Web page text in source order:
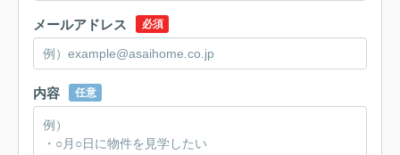
メールアドレス 必須
内容 任意